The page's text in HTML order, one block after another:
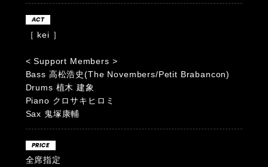
ACT
［ kei ］
< Support Members >
Bass 高松浩史(The Novembers/Petit Brabancon)
Drums 植木 建象
Piano クロサキヒロミ
Sax 鬼塚康輔
PRICE
全席指定